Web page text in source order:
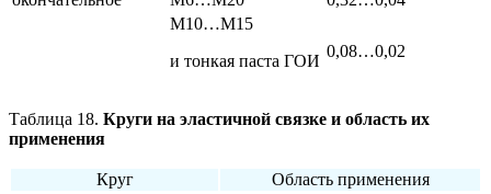
М10…М15
и тонкая паста ГОИ
0,08…0,02
Таблица 18. Круги на эластичной связке и область их
применения
Круг
Область применения